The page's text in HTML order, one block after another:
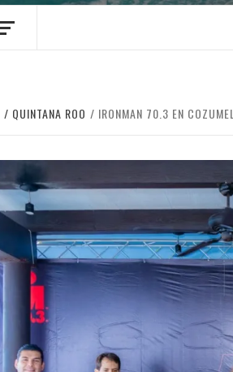
QUINTANA ROO IRONMAN 70.3 EN COZUMEL